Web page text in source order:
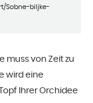
Sobne-biljke-
muss von Zeit zu
wird eine
Ihrer Orchidee